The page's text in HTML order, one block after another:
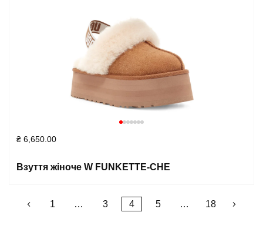
₴ 6,650.00
Взуття жіноче W FUNKETTE-CHE
Posts
1 … 3 4 5 … 18